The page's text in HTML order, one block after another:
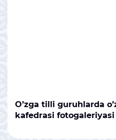
O’zga tilli guruhlarda
kafedrasi fotogaleriyasi